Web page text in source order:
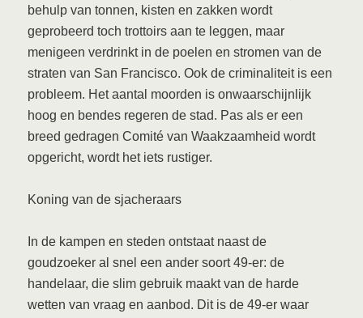
behulp van tonnen, kisten en zakken wordt
geprobeerd toch trottoirs aan te leggen, maar
menigeen verdrinkt in de poelen en stromen van de
straten van San Francisco. Ook de criminaliteit is een
probleem. Het aantal moorden is onwaarschijnlijk
hoog en bendes regeren de stad. Pas als er een
breed gedragen Comité van Waakzaamheid wordt
opgericht, wordt het iets rustiger.
Koning van de sjacheraars
In de kampen en steden ontstaat naast de
goudzoeker al snel een ander soort 49-er: de
handelaar, die slim gebruik maakt van de harde
wetten van vraag en aanbod. Dit is de 49-er waar